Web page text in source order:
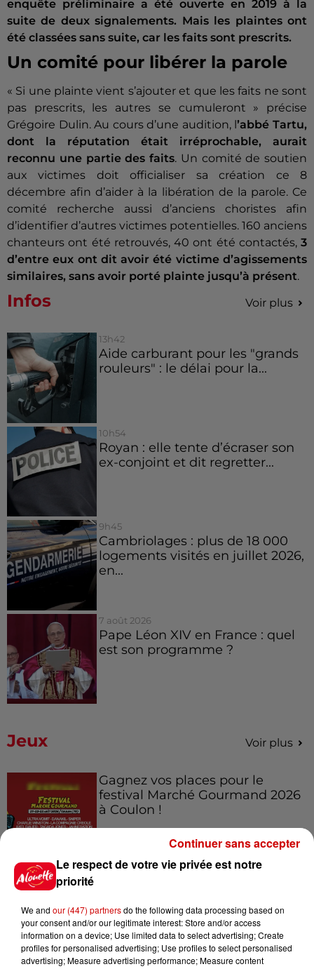
enquête préliminaire a été ouverte en 2019 à la
suite de deux signalements. Mais les plaintes ont
été classées sans suite, car les faits sont prescrits.
Un comité pour libérer la parole
« Si une plainte vient s’ajouter et que les faits ne sont
pas prescrits, les autres se cumuleront » précise
Grégoire Dulin. Au cours d’une audition, l’abbé Tartu,
dont la réputation était irréprochable, aurait
reconnu une partie des faits. Un comité de soutien
aux victimes doit officialiser sa création ce 8
décembre afin d’aider à la libération de la parole. Ce
comité recherche aussi d’anciens choristes afin
d’identifier d’autres victimes potentielles. 160 anciens
chanteurs ont été retrouvés, 40 ont été contactés, 3
d’entre eux ont dit avoir été victime d’agissements
similaires, sans avoir porté plainte jusqu’à présent.
Infos Voir plus
13h42
Aide carburant pour les "grands
rouleurs" : le délai pour la...
10h54
Royan : elle tente d’écraser son
ex-conjoint et dit regretter...
9h45
Cambriolages : plus de 18 000
logements visités en juillet 2026,
en...
7 août 2026
Pape Léon XIV en France : quel
est son programme ?
Jeux Voir plus
Gagnez vos places pour le
festival Marché Gourmand 2026
à Coulon !
Le Duel - Gagnez vos entrées
Le respect de votre vie privée est notre
priorité
We and our (447) partnersdo the following data processing based on
your consent and/or our legitimate interest: Store and/or access
information on a device; Use limited data to select advertising; Create
profiles for personalised advertising; Use profiles to select personalised
advertising; Measure advertising performance; Measure content
Continuer sans accepter